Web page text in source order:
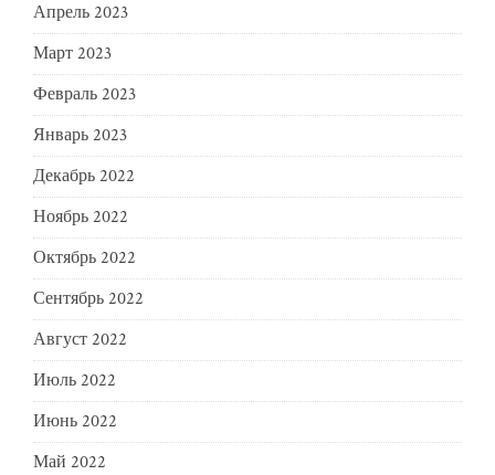
Апрель 2023
Март 2023
Февраль 2023
Январь 2023
Декабрь 2022
Ноябрь 2022
Октябрь 2022
Сентябрь 2022
Август 2022
Июль 2022
Июнь 2022
Май 2022